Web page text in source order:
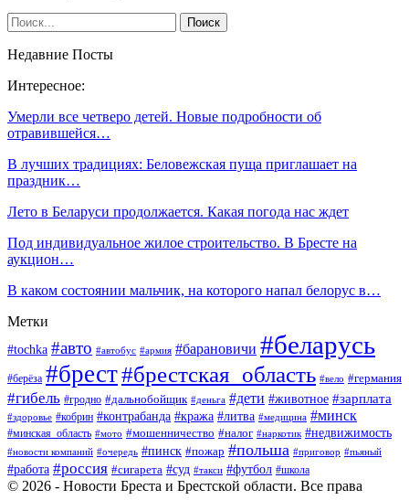
Недавние Посты
Интересное:
Умерли все четверо детей. Новые подробности об
отравившейся…
В лучших традициях: Беловежская пуща приглашает на
праздник…
Лето в Беларуси продолжается. Какая погода нас ждет
Под индивидуальное жилое строительство. В Бресте на
аукцион…
В каком состоянии мальчик, на которого напал белорус в…
Метки
#tochka #авто #автобус #армия #барановичи #беларусь
#берёза #брест#брестская_область #вело #германия
#гибель #гродно #дальнобойщик #деньга #дети #животное #зарплата
#здоровье #кобрин #контрабанда #кража #литва #медицина #минск
#минская_область #мото #мошенничество #налог #наркотик #недвижимость
#новости компаний #очередь #пинск #пожар #польша #приговор #пьяный
#работа #россия #сигарета #суд #такси #футбол #школа
© 2026 - Новости Бреста и Брестской области. Все права